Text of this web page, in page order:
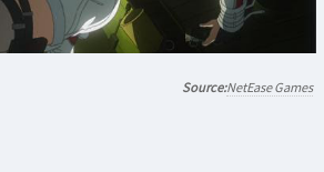
NetEase Games